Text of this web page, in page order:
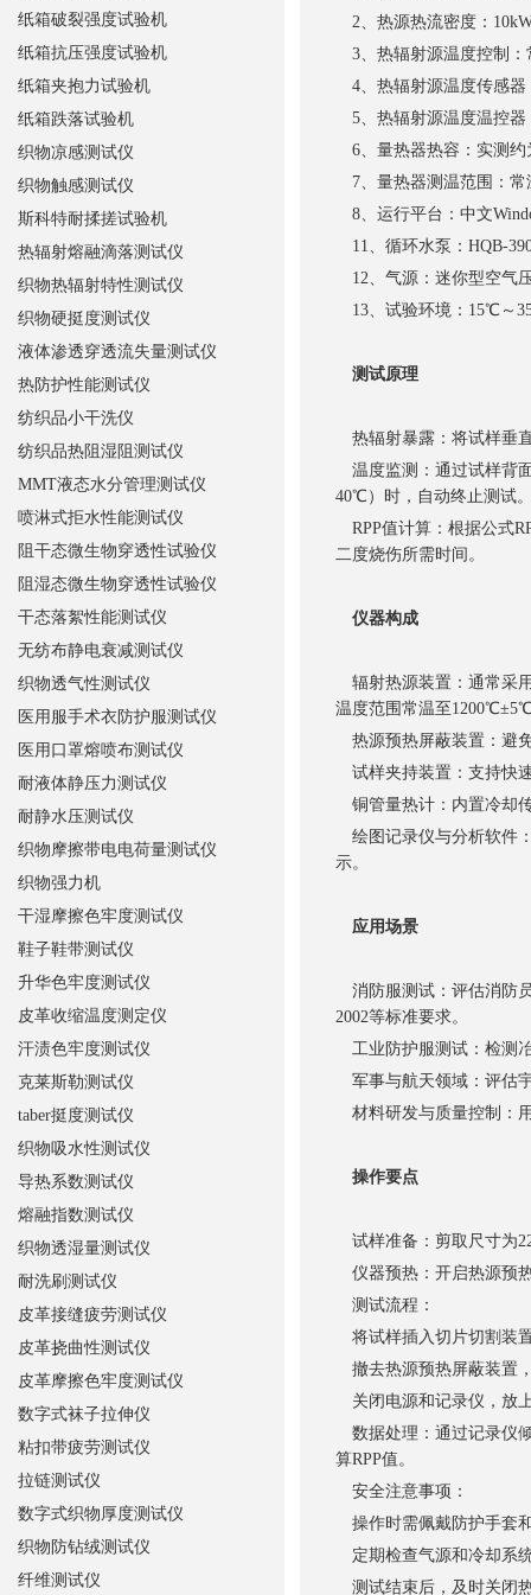
2、热源热流密度：
3、热辐射源温度控制
4、热辐射源温度传感器
5、热辐射源温度温控器
6、量热器热容：实测约
7、量热器测温范围：常
8、运行平台：中文
11、循环水泵：HQB-
12、气源：迷你型空气
13、试验环境：15℃～
测试原理
热辐射暴露：将试样垂
温度监测：通过试样背
40℃）时，自动终止测试
RPP值计算：根据公式
二度烧伤所需时间。
仪器构成
辐射热源装置：通常采
温度范围常温至
热源预热屏蔽装置：避
试样夹持装置：支持快
铜管量热计：内置冷却
绘图记录仪与分析软件
示。
应用场景
消防服测试：评估消防
2002等标准要求。
工业防护服测试：检测
军事与航天领域：评估
材料研发与质量控制：
操作要点
试样准备：剪取尺寸为
仪器预热：开启热源预
测试流程：
将试样插入切片切割装
撤去热源预热屏蔽装置
关闭电源和记录仪，放
数据处理：通过记录仪
算RPP值。
安全注意事项：
操作时需佩戴防护手套
定期检查气源和冷却系
测试结束后，及时关闭
纸箱破裂强度试验机
纸箱抗压强度试验机
纸箱夹抱力试验机
纸箱跌落试验机
织物凉感测试仪
织物触感测试仪
斯科特耐揉搓试验机
热辐射熔融滴落测试仪
织物热辐射特性测试仪
织物硬挺度测试仪
液体渗透穿透流失量测试仪
热防护性能测试仪
纺织品小干洗仪
纺织品热阻湿阻测试仪
MMT液态水分管理测试仪
喷淋式拒水性能测试仪
阻干态微生物穿透性试验仪
阻湿态微生物穿透性试验仪
干态落絮性能测试仪
无纺布静电衰减测试仪
织物透气性测试仪
医用服手术衣防护服测试仪
医用口罩熔喷布测试仪
耐液体静压力测试仪
耐静水压测试仪
织物摩擦带电电荷量测试仪
织物强力机
干湿摩擦色牢度测试仪
鞋子鞋带测试仪
升华色牢度测试仪
皮革收缩温度测定仪
汗渍色牢度测试仪
克莱斯勒测试仪
taber挺度测试仪
织物吸水性测试仪
导热系数测试仪
熔融指数测试仪
织物透湿量测试仪
耐洗刷测试仪
皮革接缝疲劳测试仪
皮革挠曲性测试仪
皮革摩擦色牢度测试仪
数字式袜子拉伸仪
粘扣带疲劳测试仪
拉链测试仪
数字式织物厚度测试仪
织物防钻绒测试仪
纤维测试仪